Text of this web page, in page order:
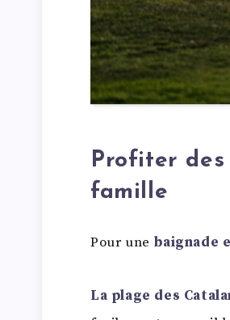
Profiter
famille
Pour une baignade
La plage des